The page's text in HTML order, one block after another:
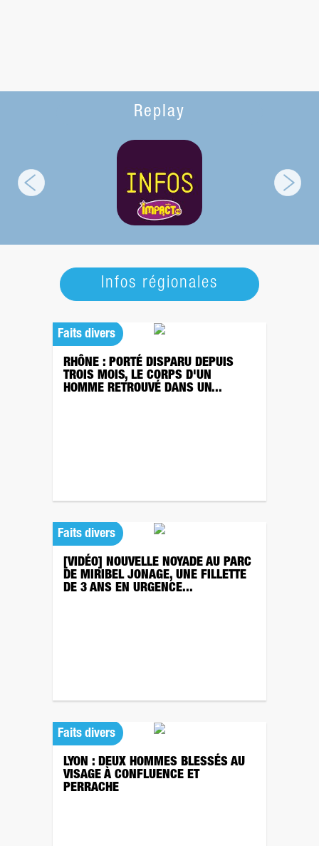
Replay
Infos régionales
Faits divers
RHÔNE : PORTÉ DISPARU DEPUIS
TROIS MOIS, LE CORPS D'UN
HOMME RETROUVÉ DANS UN...
Faits divers
[VIDÉO] NOUVELLE NOYADE AU PARC
DE MIRIBEL JONAGE, UNE FILLETTE
DE 3 ANS EN URGENCE...
Faits divers
LYON : DEUX HOMMES BLESSÉS AU
VISAGE À CONFLUENCE ET
PERRACHE